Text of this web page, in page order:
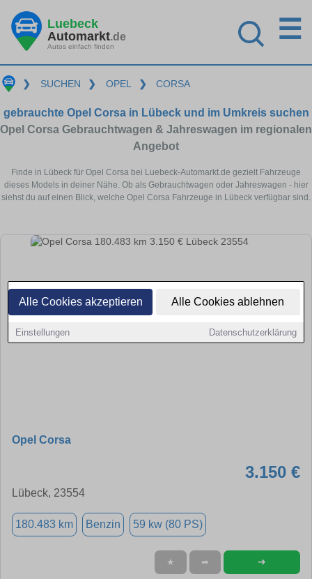
Alle Cookies akzeptieren Alle Cookies ablehnen
Einstellungen Datenschutzerklärung
Luebeck
Automarkt.de
Autos einfach finden
☰
❯ SUCHEN ❯ OPEL ❯ CORSA
gebrauchte Opel Corsa in Lübeck und im Umkreis suchen
Opel Corsa Gebrauchtwagen & Jahreswagen im regionalen
Angebot
Finde in Lübeck für Opel Corsa bei Luebeck-Automarkt.de gezielt Fahrzeuge
dieses Models in deiner Nähe. Ob als Gebrauchtwagen oder Jahreswagen - hier
siehst du auf einen Blick, welche Opel Corsa Fahrzeuge in Lübeck verfügbar sind.
Opel Corsa
3.150 €
Lübeck, 23554
180.483 km Benzin 59 kw (80 PS)
★ ➦ ➜